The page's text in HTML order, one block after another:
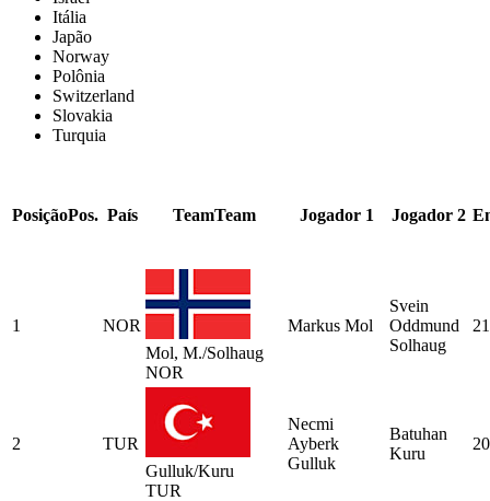
Itália
Japão
Norway
Polônia
Switzerland
Slovakia
Turquia
PosiçãoPos. País TeamTeam Jogador 1 Jogador 2
1
NOR
Mol, M./Solhaug
NOR
Markus Mol
Svein
Oddmund
Solhaug
2
TUR
Gulluk/Kuru
TUR
Necmi
Ayberk
Gulluk
Batuhan
Kuru